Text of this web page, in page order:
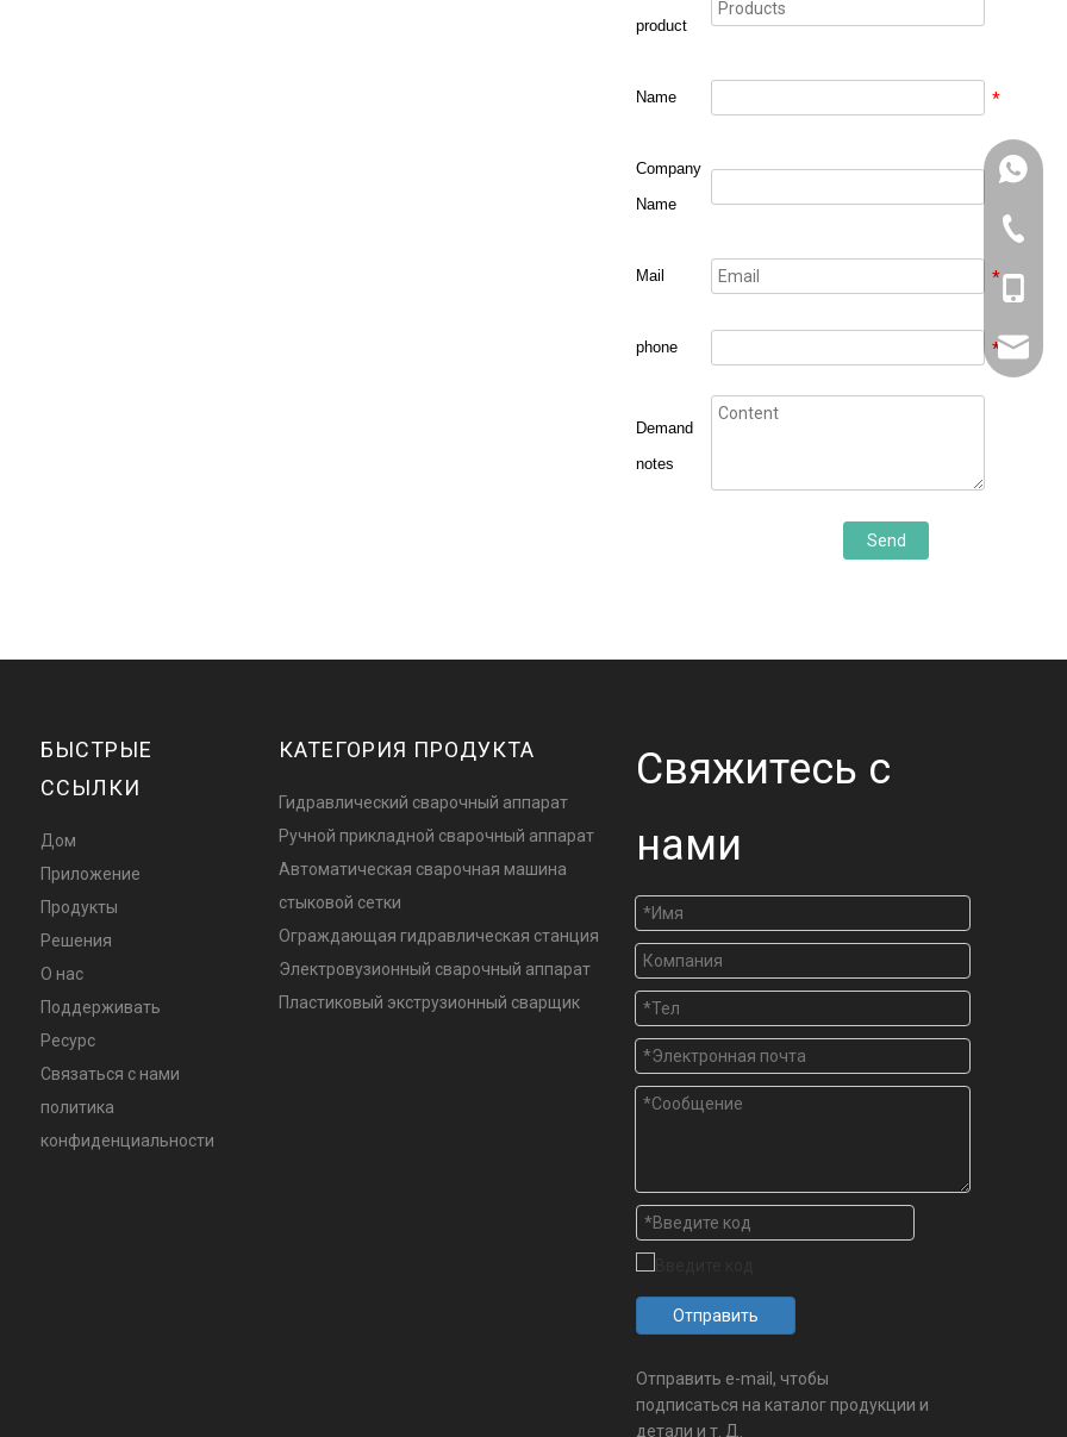
product
Name *
Company
Name
Mail *
phone *
Demand
notes
Send
БЫСТРЫЕ
ССЫЛКИ
Дом
Приложение
Продукты
Решения
О нас
Поддерживать
Ресурс
Связаться с нами
политика
конфиденциальности
КАТЕГОРИЯ ПРОДУКТА
Гидравлический сварочный аппарат
Ручной прикладной сварочный аппарат
Автоматическая сварочная машина
стыковой сетки
Ограждающая гидравлическая станция
Электровузионный сварочный аппарат
Пластиковый экструзионный сварщик
571-
Свяжитесь с
нами
Отправить
Отправить e-mail, чтобы
подписаться на каталог продукции и
детали и т. Д.